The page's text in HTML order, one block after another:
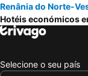
Hotel Ambassador
Premier Inn Essen City
Boutique Essen City
Renânia do Norte-
Hotéis económicos
Selecione o seu país